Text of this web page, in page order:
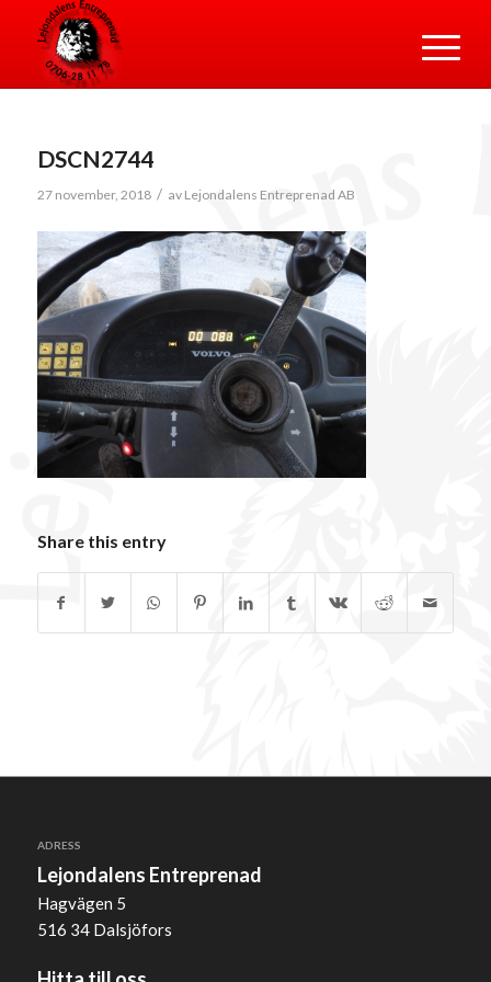
DSCN2744
27 november, 2018 / av Lejondalens Entreprenad AB
Share this entry
ADRESS
Lejondalens Entreprenad
Hagvägen 5
516 34 Dalsjöfors